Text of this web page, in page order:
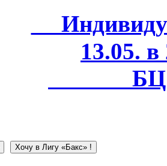
13.05.
БЦ
Хочу в Лигу «Бакс» !